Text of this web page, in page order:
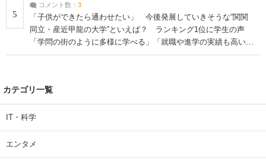
5
コメント数： 3
「子供ができたら通わせたい」 今後発展していきそうな“関関
同立・産近甲龍の大学”といえば？ ランキング1位に学生の声
「学問の街のように多様に学べる」「就職や進学の実績も高い」
| 大学 ねとらぼリサーチ
カテゴリ一覧
IT・科学
エンタメ